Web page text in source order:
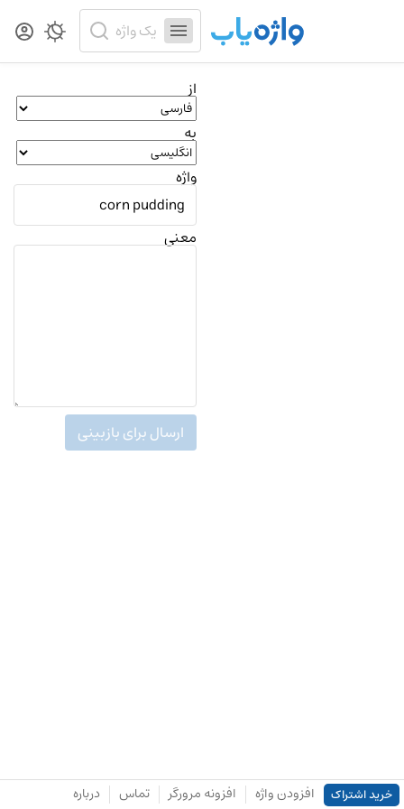
از
به
واژه
معنی
ارسال برای بازبینی
خرید اشتراک افزودن واژه افزونه مرورگر تماس درباره